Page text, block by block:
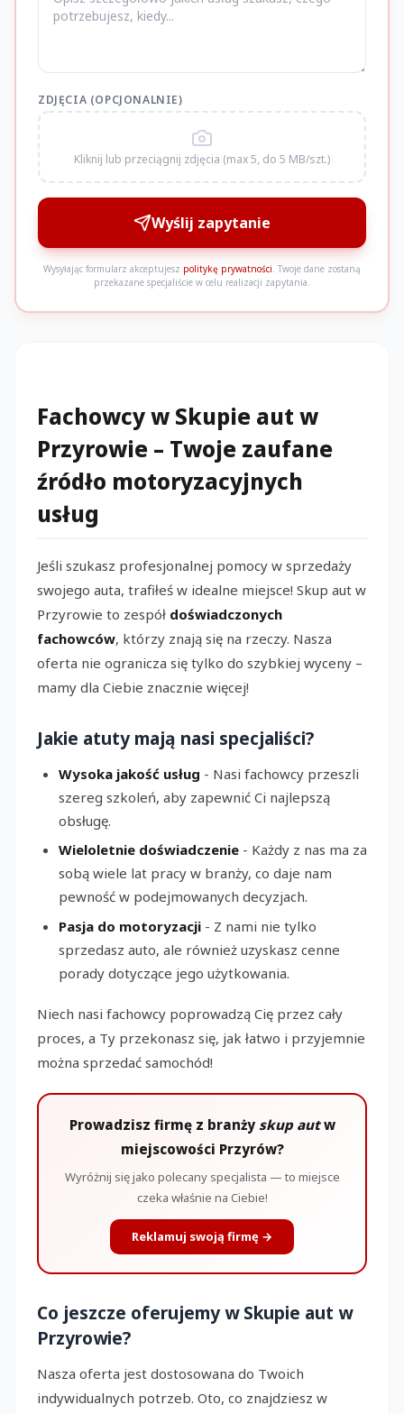
ZDJĘCIA (OPCJONALNIE)
Kliknij lub przeciągnij zdjęcia (max 5, do 5 MB/szt.)
Wyślij zapytanie
Wysyłając formularz akceptujesz politykę prywatności. Twoje dane zostaną
przekazane specjaliście w celu realizacji zapytania.
Fachowcy w Skupie aut w
Przyrowie – Twoje zaufane
źródło motoryzacyjnych
usług
Jeśli szukasz profesjonalnej pomocy w sprzedaży
swojego auta, trafiłeś w idealne miejsce! Skup aut w
Przyrowie to zespół doświadczonych
fachowców, którzy znają się na rzeczy. Nasza
oferta nie ogranicza się tylko do szybkiej wyceny –
mamy dla Ciebie znacznie więcej!
Jakie atuty mają nasi specjaliści?
Wysoka jakość usług - Nasi fachowcy przeszli
szereg szkoleń, aby zapewnić Ci najlepszą
obsługę.
Wieloletnie doświadczenie - Każdy z nas ma za
sobą wiele lat pracy w branży, co daje nam
pewność w podejmowanych decyzjach.
Pasja do motoryzacji - Z nami nie tylko
sprzedasz auto, ale również uzyskasz cenne
porady dotyczące jego użytkowania.
Niech nasi fachowcy poprowadzą Cię przez cały
proces, a Ty przekonasz się, jak łatwo i przyjemnie
można sprzedać samochód!
Prowadzisz firmę z branży skup autw
miejscowości Przyrów?
Wyróżnij się jako polecany specjalista — to miejsce
czeka właśnie na Ciebie!
Reklamuj swoją firmę →
Co jeszcze oferujemy w Skupie aut w
Przyrowie?
Nasza oferta jest dostosowana do Twoich
indywidualnych potrzeb. Oto, co znajdziesz w